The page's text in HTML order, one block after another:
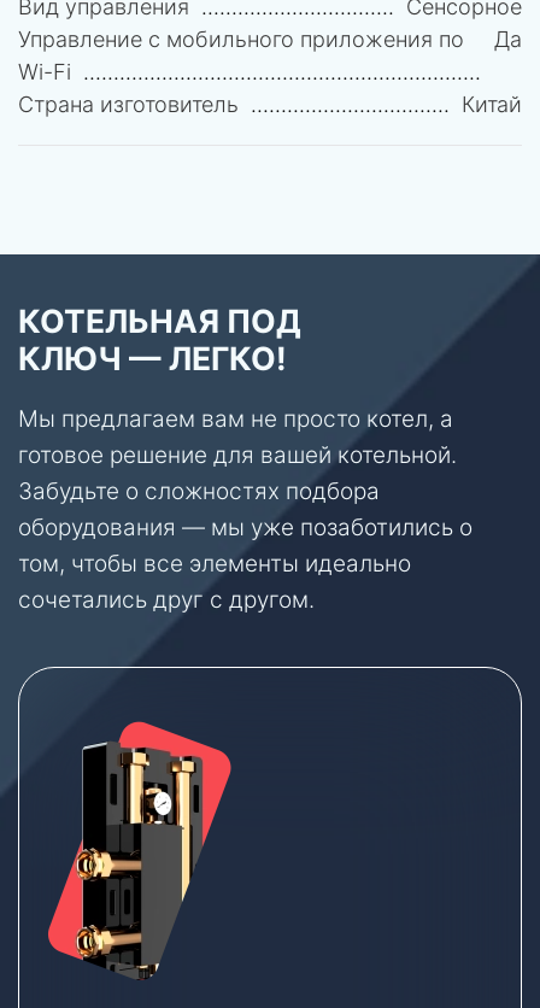
Вид управления
Сенсорное
Управление c мобильного приложения по
Wi-Fi
Да
Страна изготовитель Китай
КОТЕЛЬНАЯ ПОД
КЛЮЧ — ЛЕГКО!
Мы предлагаем вам не просто котел, а
готовое решение для вашей котельной.
Забудьте о сложностях подбора
оборудования — мы уже позаботились о
том, чтобы все элементы идеально
сочетались друг с другом.